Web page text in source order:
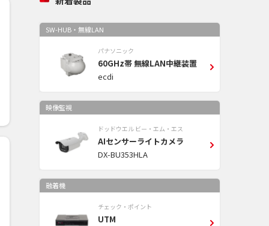
SW-HUB・無線LAN
パナソニック
60GHz帯 無線LAN中継装置
ecdi
映像監視
ドッドウエル ビー・エム・エス
AIセンサーライトカメラ
DX-BU353HLA
融着機
チェック・ポイント
UTM